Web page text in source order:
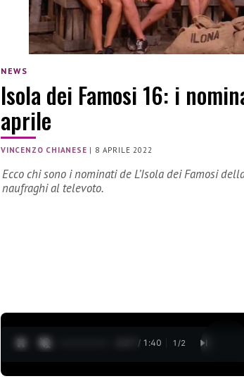
NEWS
Isola dei Famosi 16: i
aprile
VINCENZO CHIANESE | 8 APRILE 2022
Ecco chi sono i nominati de L’Isola dei Famosi
naufraghi al televoto.
0:28 / 1:40 1 /2